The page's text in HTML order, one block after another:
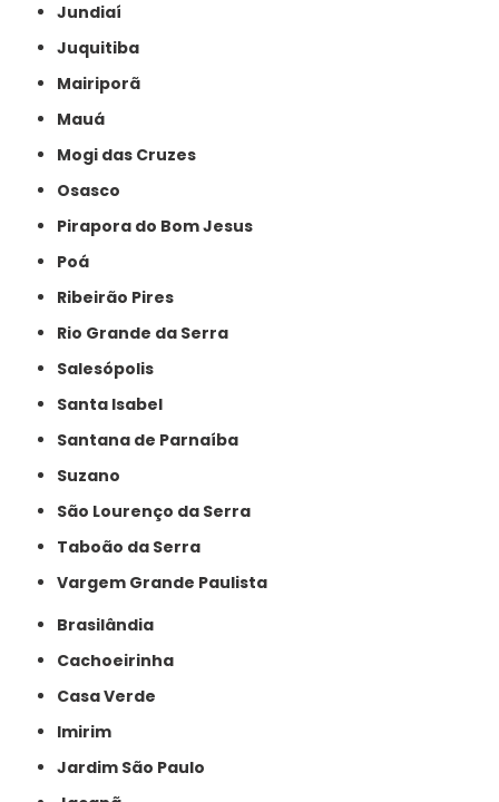
Jundiaí
Juquitiba
Mairiporã
Mauá
Mogi das Cruzes
Osasco
Pirapora do Bom Jesus
Poá
Ribeirão Pires
Rio Grande da Serra
Salesópolis
Santa Isabel
Santana de Parnaíba
Suzano
São Lourenço da Serra
Taboão da Serra
Vargem Grande Paulista
Brasilândia
Cachoeirinha
Casa Verde
Imirim
Jardim São Paulo